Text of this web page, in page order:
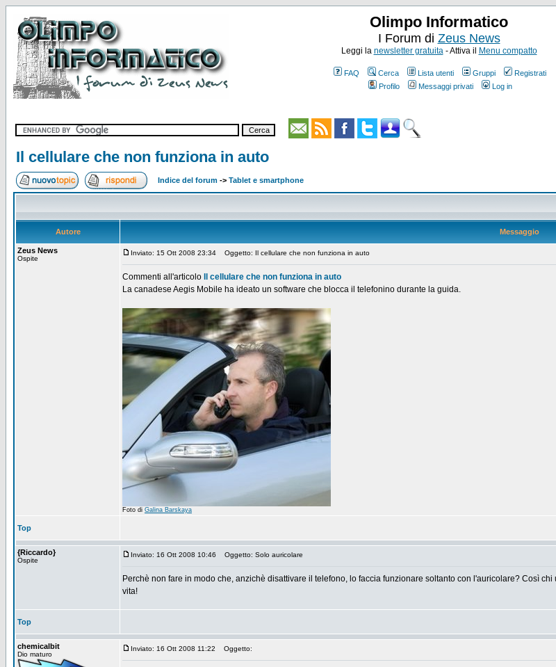
Olimpo Informatico
I Forum di Zeus News
Leggi la newsletter gratuita- Attiva il Menu compatto
FAQ Cerca Lista utenti Gruppi
Registrati
Profilo
Messaggi privati Log in
Il cellulare che non funziona in auto
Indice del forum -> Tablet e smartphone
Autore Messaggio
Zeus News
Ospite
Inviato: 15 Ott 2008 23:34 Oggetto: Il cellulare che non funziona in auto
Commenti all'articolo
Il cellulare che non funziona in auto
La canadese Aegis Mobile ha ideato un software che blocca il telefonino durante la guida.
Foto di Galina Barskaya
Top
{Riccardo}
Ospite
Inviato: 16 Ott 2008 10:46 Oggetto: Solo auricolare
Perchè non fare in modo che, anzichè disattivare il telefono, lo faccia funzionare soltanto con l'auricolare? Così
vita!
Top
chemicalbit
Dio maturo
Inviato: 16 Ott 2008 11:22 Oggetto: